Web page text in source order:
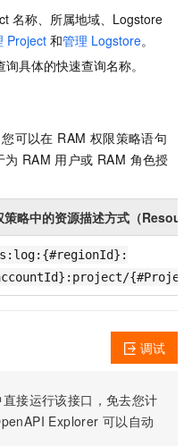
名称、所属地域、Logstore
Project 和管理 Logstore。
具体的快速查询名称。
可以在 RAM 权限策略语句
RAM 用户或 RAM 角色授
策略中的资源描述方式（
直接运行该接口，免去您计
Explorer 可以自动
调试